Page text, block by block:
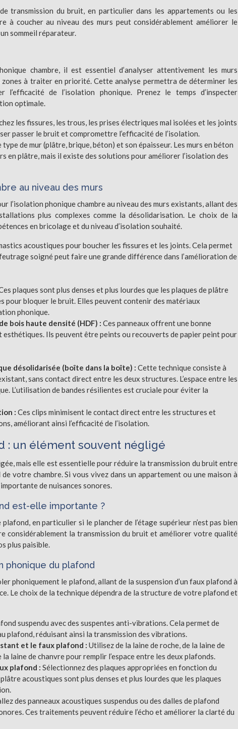
transmission du bruit, en particulier dans les appartements ou les
à coucher au niveau des murs peut considérablement améliorer le
sommeil réparateur.
chambre, il est essentiel d’analyser attentivement les murs
à traiter en priorité. Cette analyse permettra de déterminer les
l’efficacité de l’isolation phonique. Prenez le temps d’inspecter
optimale.
les fissures, les trous, les prises électriques mal isolées et les joints
passer le bruit et compromettre l’efficacité de l’isolation.
de mur (plâtre, brique, béton) et son épaisseur. Les murs en béton
en plâtre, mais il existe des solutions pour améliorer l’isolation des
au niveau des murs
l’isolation phonique chambre au niveau des murs existants, allant des
plus complexes comme la désolidarisation. Le choix de la
en bricolage et du niveau d’isolation souhaité.
acoustiques pour boucher les fissures et les joints. Cela permet
soigné peut faire une grande différence dans l’amélioration de
plaques sont plus denses et plus lourdes que les plaques de plâtre
pour bloquer le bruit. Elles peuvent contenir des matériaux
phonique.
bois haute densité (HDF) : Ces panneaux offrent une bonne
Ils peuvent être peints ou recouverts de papier peint pour
désolidarisée (boîte dans la boîte) : Cette technique consiste à
sans contact direct entre les deux structures. L’espace entre les
L’utilisation de bandes résilientes est cruciale pour éviter la
: Ces clips minimisent le contact direct entre les structures et
améliorant ainsi l’efficacité de l’isolation.
: un élément souvent négligé
mais elle est essentielle pour réduire la transmission du bruit entre
votre chambre. Si vous vivez dans un appartement ou une maison à
de nuisances sonores.
est-elle importante ?
en particulier si le plancher de l’étage supérieur n’est pas bien
considérablement la transmission du bruit et améliorer votre qualité
plus paisible.
phonique du plafond
phoniquement le plafond, allant de la suspension d’un faux plafond à
Le choix de la technique dépendra de la structure de votre plafond et
suspendu avec des suspentes anti-vibrations. Cela permet de
plafond, réduisant ainsi la transmission des vibrations.
et le faux plafond : Utilisez de la laine de roche, de la laine de
laine de chanvre pour remplir l’espace entre les deux plafonds.
plafond : Sélectionnez des plaques appropriées en fonction du
acoustiques sont plus denses et plus lourdes que les plaques
des panneaux acoustiques suspendus ou des dalles de plafond
Ces traitements peuvent réduire l’écho et améliorer la clarté du